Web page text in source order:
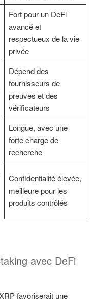
Fort pour un DeFi
avancé et
respectueux de la vie
privée
Dépend des
fournisseurs de
preuves et des
vérificateurs
Longue, avec une
forte charge de
recherche
Confidentialité élevée,
meilleure pour les
produits contrôlés
avec DeFi
favoriserait une